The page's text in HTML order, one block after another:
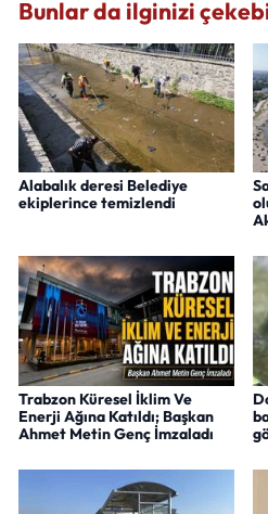
Bunlar da ilginizi
Alabalık deresi Belediye
ekiplerince temizlendi
Trabzon Küresel İklim Ve
Enerji Ağına Katıldı; Başkan
Ahmet Metin Genç İmzaladı